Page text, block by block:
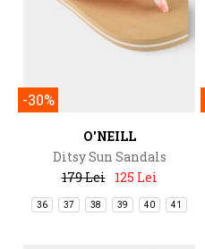
-30%
O'NEILL
Ditsy Sun Sandals
179 Lei
125 Lei
36 37 38 39 40 41